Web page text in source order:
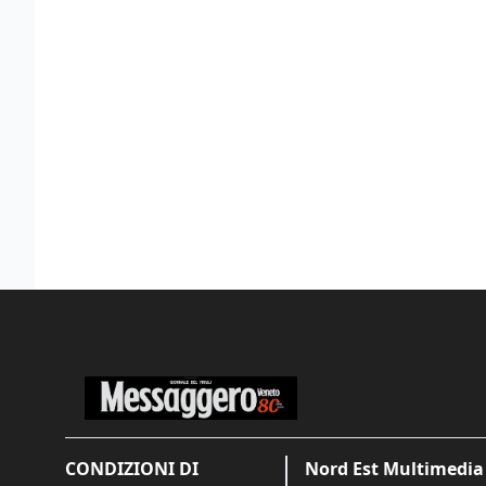
CONDIZIONI DI
Nord Est Multimedia